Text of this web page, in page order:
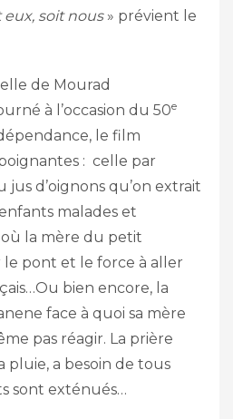
eux, soit nous» prévient le
de Mourad
à l’occasion du 50e
le film
: celle par
jus d’oignons qu’on extrait
malades et
où la mère du petit
pont et le force à aller
bien encore, la
face à quoi sa mère
pas réagir. La prière
pluie, a besoin de tous
sont exténués…